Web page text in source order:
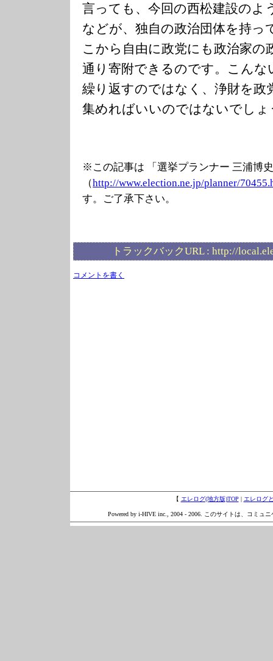
言っても、今回の西松建設のよ
などが、独自の政治団体を持っ
こから自由に政党にも政治家の
通り寄附できるのです。こん
繰り返すのではなく、浄財を政
集めればいいのではないでしょ
※この記事は 「選挙プランナー 三浦博
（http://www.election.ne.jp/planner/
す。ご了承下さい。
トラックバックURL : http://
コメントを書く
【 エレログ(地方版)TOP | エレログ
Powered by i-HIVE inc., 2004 - 2006. このサイトは、コミュ